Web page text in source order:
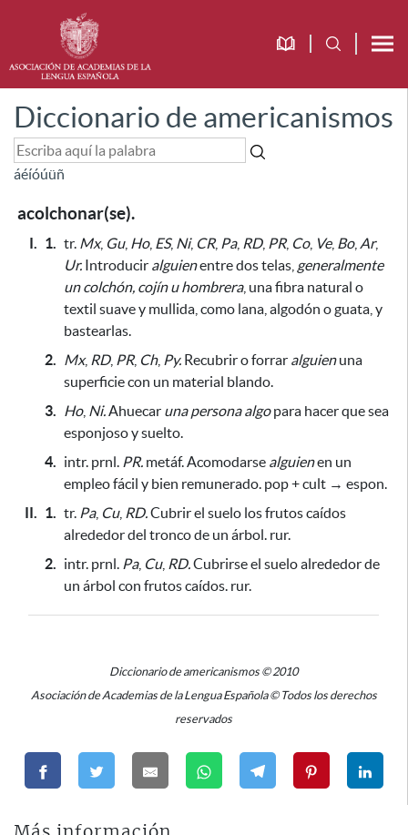
Diccionario de americanismos
áéíóúüñ
acolchonar(se).
I. 1. tr. Mx, Gu, Ho, ES, Ni, CR, Pa, RD, PR, Co, Ve, Bo, Ar,
Ur. Introducir alguienentre dos telas, generalmente
un colchón, cojín u hombrera, una fibra natural o
textil suave y mullida, como lana, algodón o guata, y
bastearlas.
2. Mx, RD, PR, Ch, Py. Recubrir o forrar alguienuna
superficie con un material blando.
3. Ho, Ni.Ahuecar una persona algo para hacer que sea
esponjoso y suelto.
4. intr. prnl. PR. metáf. Acomodarse alguienen un
empleo fácil y bien remunerado. pop + cult → espon.
II. 1. tr. Pa, Cu, RD.Cubrir el suelo los frutos caídos
alrededor del tronco de un árbol. rur.
2. intr. prnl. Pa, Cu, RD.Cubrirse el suelo alrededor de
un árbol con frutos caídos. rur.
Diccionario de americanismos © 2010
Asociación de Academias de la Lengua Española © Todos los derechos
reservados